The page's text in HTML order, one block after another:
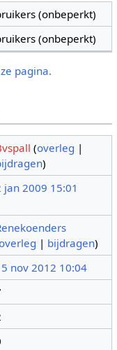
(onbeperkt)
(onbeperkt)
pagina.
(overleg |
)
jan 2009 15:01
| bijdragen)
nov 2012 10:04